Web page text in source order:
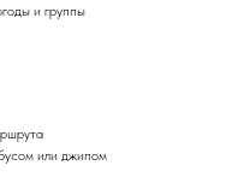
и группы
или джипом